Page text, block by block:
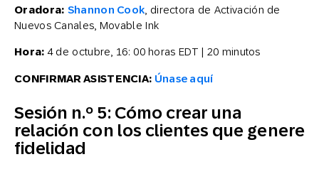
Oradora: Shannon Cook , directora de Activación de
Nuevos Canales, Movable Ink
Hora: 4 de octubre, 16: 00 horas EDT | 20 minutos
CONFIRMAR ASISTENCIA: Únase aquí
Sesión n.º 5: Cómo crear una
relación con los clientes que genere
fidelidad